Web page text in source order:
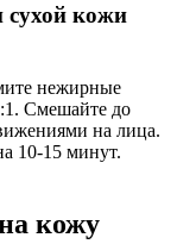
кожи
нежирные
Смешайте до
на лица.
10-15 минут.
кожу